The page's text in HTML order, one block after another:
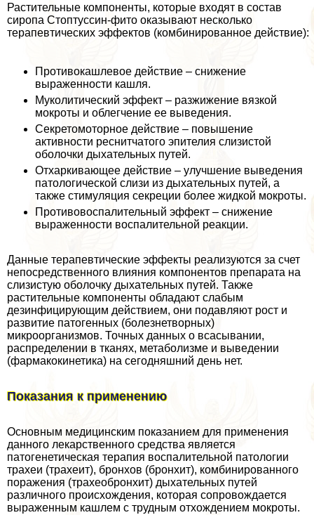
Растительные компоненты, которые входят в состав
сиропа Стоптуссин-фито оказывают несколько
терапевтических эффектов (комбинированное действие):
Противокашлевое действие – снижение
выраженности кашля.
Муколитический эффект – разжижение вязкой
мокроты и облегчение ее выведения.
Секретомоторное действие – повышение
активности реснитчатого эпителия слизистой
оболочки дыхательных путей.
Отхаркивающее действие – улучшение выведения
патологической слизи из дыхательных путей, а
также стимуляция секреции более жидкой мокроты.
Противовоспалительный эффект – снижение
выраженности воспалительной реакции.
Данные терапевтические эффекты реализуются за счет
непосредственного влияния компонентов препарата на
слизистую оболочку дыхательных путей. Также
растительные компоненты обладают слабым
дезинфицирующим действием, они подавляют рост и
развитие патогенных (болезнетворных)
микроорганизмов. Точных данных о всасывании,
распределении в тканях, метаболизме и выведении
(фармакокинетика) на сегодняшний день нет.
Показания к применению
Основным медицинским показанием для применения
данного лекарственного средства является
патогенетическая терапия воспалительной патологии
трахеи (трахеит), бронхов (бронхит), комбинированного
поражения (трахеобронхит) дыхательных путей
различного происхождения, которая сопровождается
выраженным кашлем с трудным отхождением мокроты.